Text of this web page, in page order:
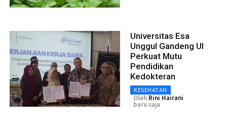
Universitas Esa
Unggul Gandeng UI
Perkuat Mutu
Pendidikan
Kedokteran
KESEHATAN
Oleh Rini Hairani
baru saja